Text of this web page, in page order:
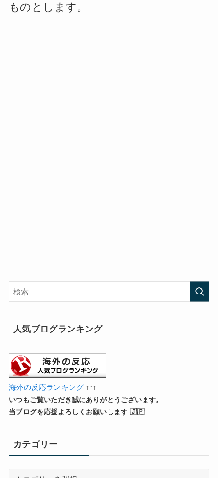
ものとします。
人気ブログランキング
海外の反応ランキング ↑↑↑
いつもご覧いただき誠にありがとうございます。
当ブログを応援よろしくお願いします 🇯🇵
カテゴリー